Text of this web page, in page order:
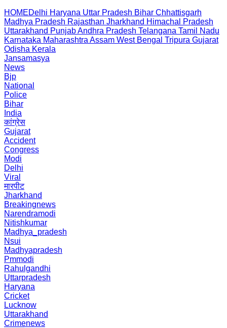
HOMEDelhi Haryana Uttar Pradesh Bihar Chhattisgarh
Madhya Pradesh Rajasthan Jharkhand Himachal Pradesh
Uttarakhand PunjabAndhra Pradesh Telangana Tamil Nadu
Karnataka Maharashtra Assam West Bengal Tripura Gujarat
Odisha Kerala
Jansamasya
News
Bjp
National
Police
Bihar
India
कांग्रेस
Gujarat
Accident
Congress
Modi
Delhi
Viral
मारपीट
Jharkhand
Breakingnews
Narendramodi
Nitishkumar
Madhya_pradesh
Nsui
Madhyapradesh
Pmmodi
Rahulgandhi
Uttarpradesh
Haryana
Cricket
Lucknow
Uttarakhand
Crimenews